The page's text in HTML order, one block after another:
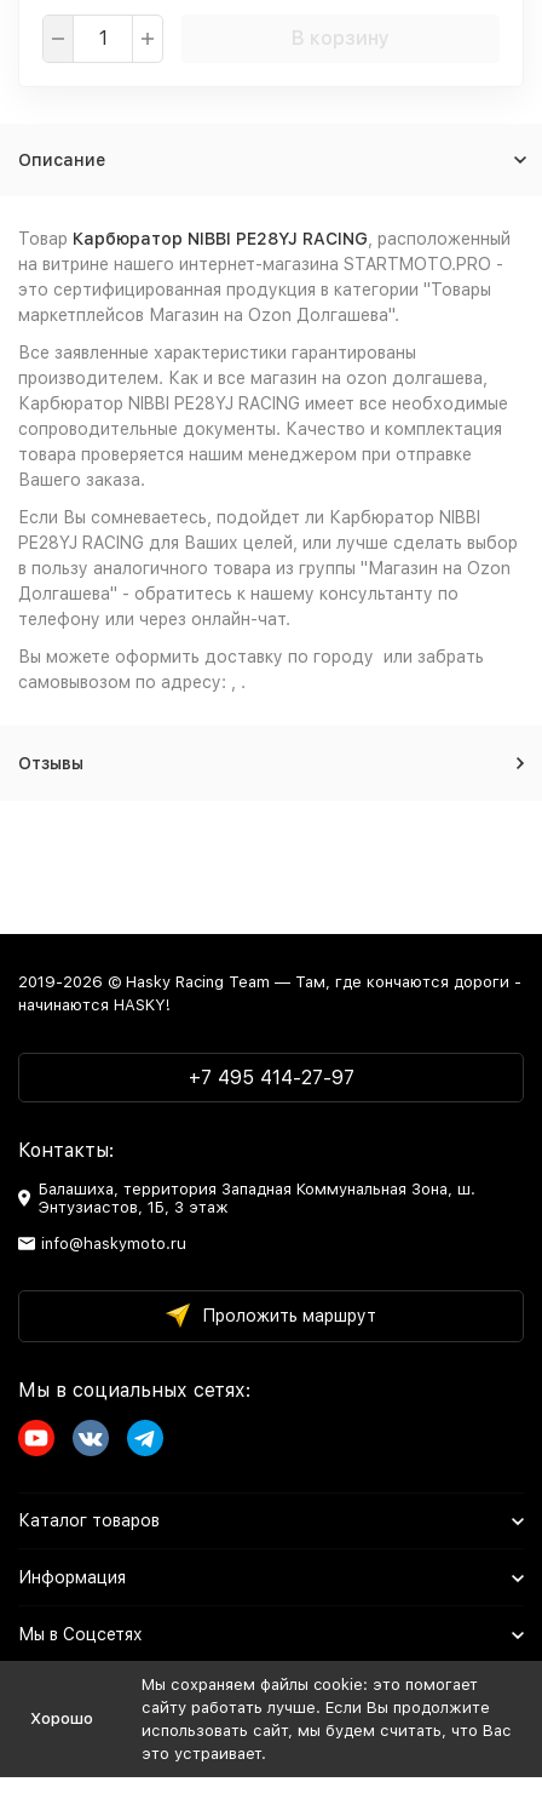
В корзину
Описание
Товар Карбюратор NIBBI PE28YJ RACING , расположенный
на витрине нашего интернет-магазина STARTMOTO.PRO -
это сертифицированная продукция в категории "Товары
маркетплейсов Магазин на Ozon Долгашева".
Все заявленные характеристики гарантированы
производителем. Как и все магазин на ozon долгашева,
Карбюратор NIBBI PE28YJ RACING имеет все необходимые
сопроводительные документы. Качество и комплектация
товара проверяется нашим менеджером при отправке
Вашего заказа.
Если Вы сомневаетесь, подойдет ли Карбюратор NIBBI
PE28YJ RACING для Ваших целей, или лучше сделать выбор
в пользу аналогичного товара из группы "Магазин на Ozon
Долгашева" - обратитесь к нашему консультанту по
телефону или через онлайн-чат.
Вы можете оформить доставку по городу или забрать
самовывозом по адресу: , .
Отзывы
2019-2026 © Hasky Racing Team — Там, где кончаются дороги -
начинаются HASKY!
+7 495 414-27-97
Контакты:
Балашиха, территория Западная Коммунальная Зона, ш.
Энтузиастов, 1Б, 3 этаж
info@haskymoto.ru
Проложить маршрут
Мы в социальных сетях:
Каталог товаров
Информация
Мы в Соцсетях
Политика персональных данных
Хорошо
Мы сохраняем файлы cookie: это помогает
сайту работать лучше. Если Вы продолжите
использовать сайт, мы будем считать, что Вас
это устраивает.